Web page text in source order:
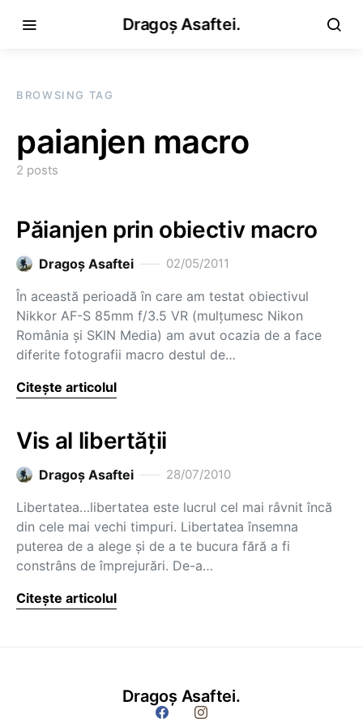
Dragoș Asaftei.
BROWSING TAG
paianjen macro
2 posts
Păianjen prin obiectiv macro
Dragoş Asaftei 02/05/2011
În această perioadă în care am testat obiectivul
Nikkor AF-S 85mm f/3.5 VR (mulțumesc Nikon
România și SKIN Media) am avut ocazia de a face
diferite fotografii macro destul de…
Citește articolul
Vis al libertăţii
Dragoş Asaftei 28/07/2010
Libertatea…libertatea este lucrul cel mai râvnit încă
din cele mai vechi timpuri. Libertatea însemna
puterea de a alege şi de a te bucura fără a fi
constrâns de împrejurări. De-a…
Citește articolul
Dragoș Asaftei.